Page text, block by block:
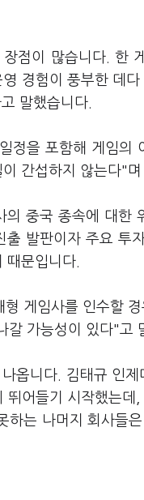
점이 많습니다. 한
경험이 풍부한 데
말했습니다.
정을 포함해 게임의
간섭하지 않는다"
중국 종속에 대한
발판이자 주요 투
때문입니다.
게임사를 인수할
갈 가능성이 있다"고
옵니다. 김태규 인
어들기 시작했는
하는 나머지 회사들